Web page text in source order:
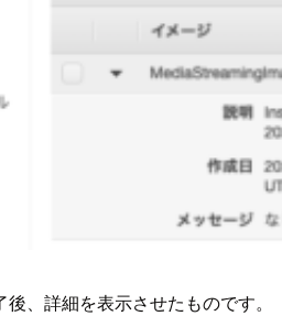
、詳細を表示させたものです。